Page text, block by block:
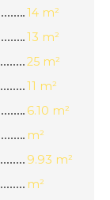
14 m²
13 m²
25 m²
11 m²
6.10 m²
m²
9.93 m²
m²